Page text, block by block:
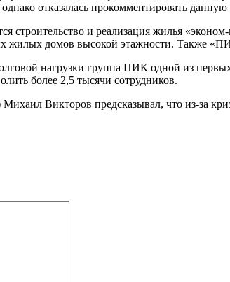
отказалась прокомментировать
строительство и реализация жилья
жилых домов высокой этажности. Также
нагрузки группа ПИК одной из
более 2,5 тысячи сотрудников.
Викторов предсказывал, что из-за